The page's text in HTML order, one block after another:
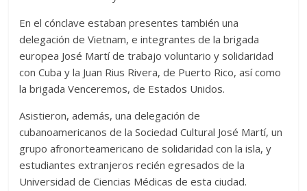
En el cónclave estaban presentes también una
delegación de Vietnam, e integrantes de la brigada
europea José Martí de trabajo voluntario y solidaridad
con Cuba y la Juan Rius Rivera, de Puerto Rico, así como
la brigada Venceremos, de Estados Unidos.
Asistieron, además, una delegación de
cubanoamericanos de la Sociedad Cultural José Martí, un
grupo afronorteamericano de solidaridad con la isla, y
estudiantes extranjeros recién egresados de la
Universidad de Ciencias Médicas de esta ciudad.